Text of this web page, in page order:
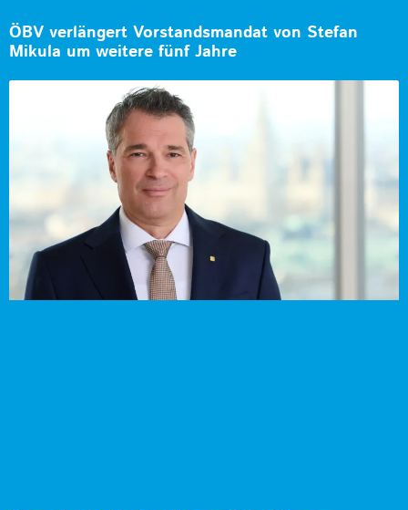
ÖBV verlängert Vorstandsmandat von Stefan
Mikula um weitere fünf Jahre